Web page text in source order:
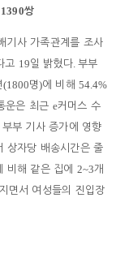
1390쌍
기사 가족관계를 조사
고 19일 밝혔다. 부부
(1800명)에 비해54.4%
운은 최근 e커머스 수
부 기사 증가에 영향
상자당 배송시간은 줄
비해 같은 집에 2~3개
면서 여성들의 진입장